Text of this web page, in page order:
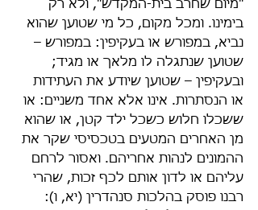
"מיום שחרב בית-המקדש", ולא רק
בימינו. ומכל מקום, כל מי שטוען שהוא
נביא, במפורש או בעקיפין: במפורש –
שטוען שנתגלה לו מלאך או מגיד;
ובעקיפין – שטוען שיודע את העתידות
או הנסתרות. אינו אלא אחד משניים: או
ששכלו חלוש כשכל ילד קטן, או שהוא
מן האחרים המטעים בטכסיסי שקר את
ההמונים לנהות אחריהם. ואסור לרחם
עליהם או לדון אותם לכף זכות, שהרי
רבנו פוסק בהלכות סנהדרין (יא, ו):